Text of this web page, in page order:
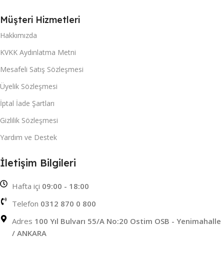
Müşteri Hizmetleri
Hakkımızda
KVKK Aydınlatma Metni
Mesafeli Satış Sözleşmesi
Üyelik Sözleşmesi
İptal İade Şartları
Gizlilik Sözleşmesi
Yardım ve Destek
İletişim Bilgileri
Hafta içi 09:00 - 18:00
Telefon 0312 870 0 800
Adres 100 Yıl Bulvarı 55/A No:20 Ostim OSB - Yenimahalle
/ ANKARA